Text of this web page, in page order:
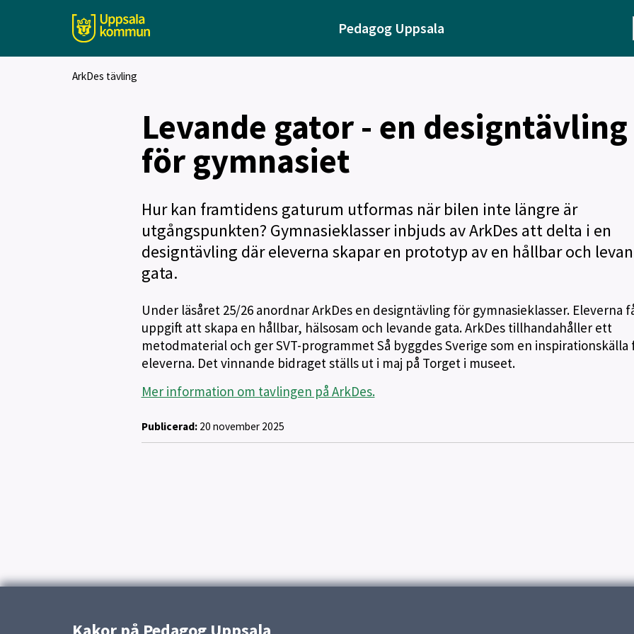
Pedagog Uppsala
ArkDes tävling
Levande gator - en designtävling
för gymnasiet
Hur kan framtidens gaturum utformas när bilen inte längre är
utgångspunkten? Gymnasieklasser inbjuds av ArkDes att delta i en
designtävling där eleverna skapar en prototyp av en hållbar och
gata.
Under läsåret 25/26 anordnar ArkDes en designtävling för gymnasieklasser. Eleverna
uppgift att skapa en hållbar, hälsosam och levande gata. ArkDes tillhandahåller ett
metodmaterial och ger SVT-programmet Så byggdes Sverige som en inspirationskälla
eleverna. Det vinnande bidraget ställs ut i maj på Torget i museet.
Mer information om tavlingen på ArkDes.
Publicerad:20 november 2025